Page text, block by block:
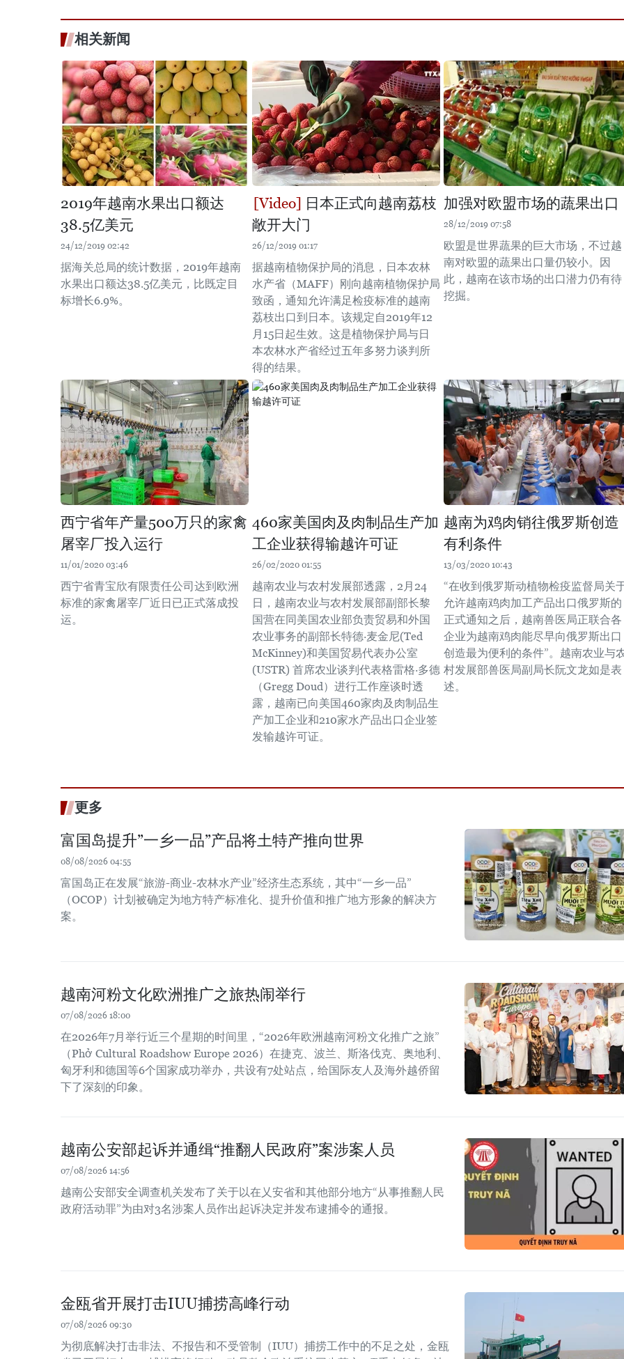
相关新闻
2019年越南水果出口额达
38.5亿美元
24/12/2019 02:42
据海关总局的统计数据，2019年越南
水果出口额达38.5亿美元，比既定目
标增长6.9%。
日本正式向越南荔枝
敞开大门
26/12/2019 01:17
据越南植物保护局的消息，日本农林
水产省（MAFF）刚向越南植物保护局
致函，通知允许满足检疫标准的越南
荔枝出口到日本。该规定自2019年12
月15日起生效。这是植物保护局与日
本农林水产省经过五年多努力谈判所
得的结果。
加强对欧盟市场的蔬果出口
28/12/2019 07:58
欧盟是世界蔬果的巨大市场，不过越
南对欧盟的蔬果出口量仍较小。因
此，越南在该市场的出口潜力仍有待
挖掘。
西宁省年产量500万只的家禽
屠宰厂投入运行
11/01/2020 03:46
西宁省青宝欣有限责任公司达到欧洲
标准的家禽屠宰厂近日已正式落成投
运。
460家美国肉及肉制品生产加
工企业获得输越许可证
26/02/2020 01:55
越南农业与农村发展部透露，2月24
日，越南农业与农村发展部副部长黎
国营在同美国农业部负责贸易和外国
农业事务的副部长特德·麦金尼(Ted
McKinney)和美国贸易代表办公室
(USTR) 首席农业谈判代表格雷格·多德
（Gregg Doud）进行工作座谈时透
露，越南已向美国460家肉及肉制品生
产加工企业和210家水产品出口企业签
发输越许可证。
越南为鸡肉销往俄罗斯创造
有利条件
13/03/2020 10:43
“在收到俄罗斯动植物检疫监督局关
允许越南鸡肉加工产品出口俄罗斯的
正式通知之后，越南兽医局正联合各
企业为越南鸡肉能尽早向俄罗斯出口
创造最为便利的条件”。越南农业与
村发展部兽医局副局长阮文龙如是表
述。
更多
富国岛提升”一乡一品”产品将土特产推向世界
08/08/2026 04:55
富国岛正在发展“旅游-商业-农林水产业”经济生态系统，其中“一乡一品”
（OCOP）计划被确定为地方特产标准化、提升价值和推广地方形象的解决方
案。
越南河粉文化欧洲推广之旅热闹举行
07/08/2026 18:00
在2026年7月举行近三个星期的时间里，“2026年欧洲越南河粉文化推广之旅”
（Phở Cultural Roadshow Europe 2026）在捷克、波兰、斯洛伐克、奥地利、
匈牙利和德国等6个国家成功举办，共设有7处站点，给国际友人及海外越侨留
下了深刻的印象。
越南公安部起诉并通缉“推翻人民政府”案涉案人员
07/08/2026 14:56
越南公安部安全调查机关发布了关于以在乂安省和其他部分地方“从事推翻人民
政府活动罪”为由对3名涉案人员作出起诉决定并发布逮捕令的通报。
金瓯省开展打击IUU捕捞高峰行动
07/08/2026 09:30
为彻底解决打击非法、不报告和不受管制（IUU）捕捞工作中的不足之处，金瓯